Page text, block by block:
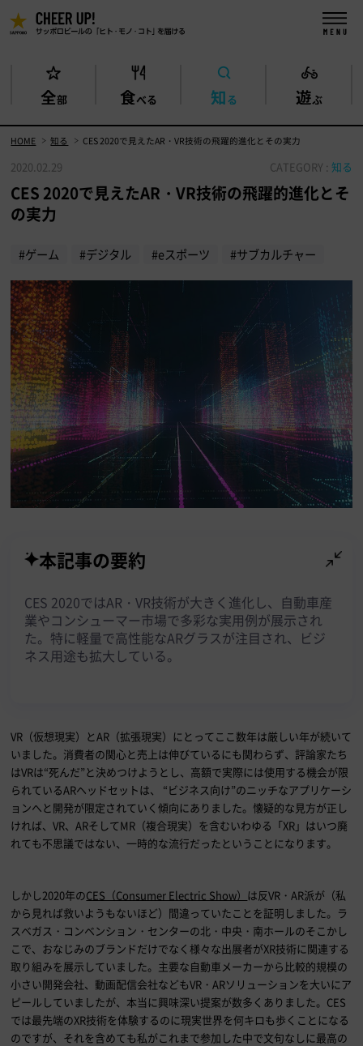
全部 食べる 知る 遊ぶ
HOME 知る CES 2020で見えたAR・VR技術の飛躍的進化とその実力
2020.02.29 CATEGORY : 知る
CES 2020で見えたAR・VR技術の飛躍的進化とそ
の実力
#ゲーム #デジタル #eスポーツ #サブカルチャー
本記事の要約
CES 2020ではAR・VR技術が大きく進化し、自動車産
業やコンシューマー市場で多彩な実用例が展示され
た。特に軽量で高性能なARグラスが注目され、ビジ
ネス用途も拡大している。
VR（仮想現実）とAR （拡張現実）にとってここ数年は厳しい年が続いて
いました。消費者の関心と売上は伸びているにも関わらず、評論家たち
はVRは“死んだ”と決めつけようとし、高額で実際には使用する機会が限
られているARヘッドセットは、 “ビジネス向け”のニッチなアプリケーシ
ョンへと開発が限定されていく傾向にありました。懐疑的な見方が正し
ければ、VR、ARそしてMR （複合現実）を含むいわゆる「XR」はいつ廃
れても不思議ではない、一時的な流行だったということになります。
しかし2020年のCES（Consumer Electric Show） は反VR ・AR派が（私
から見れば救いようもないほど）間違っていたことを証明しました。ラ
スベガス・コンベンション・センターの北・中央・南ホールのそこかし
こで、おなじみのブランドだけでなく様々な出展者がXR技術に関連する
取り組みを展示していました。主要な自動車メーカーから比較的規模の
小さい開発会社、動画配信会社などもVR ・ARソリューションを大いにア
ピールしていましたが、本当に興味深い提案が数多くありました。 CES
では最先端のXR技術を体験するのに現実世界を何キロも歩くことになる
のですが、それを含めても私がこれまで参加した中で文句なしに最高の